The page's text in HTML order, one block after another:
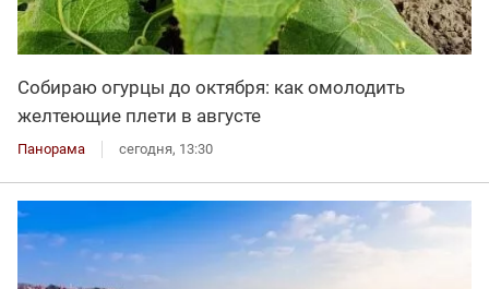
Собираю огурцы до октября: как омолодить
желтеющие плети в августе
Панорама сегодня, 13:30